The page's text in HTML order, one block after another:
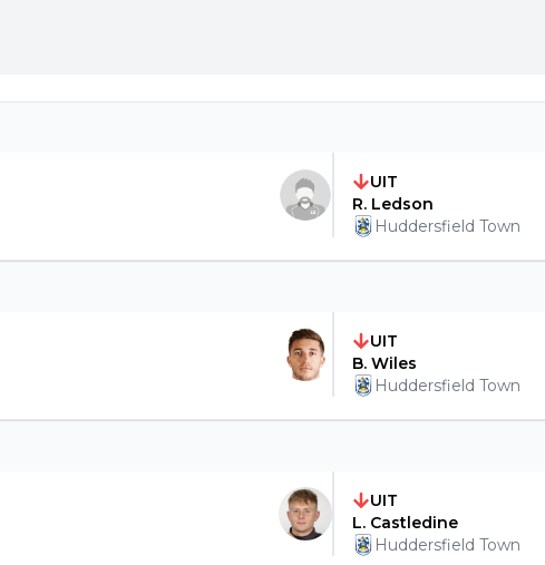
UIT
L. Castledine
Huddersfield Town
UIT
B. Wiles
Huddersfield Town
UIT
R. Ledson
Huddersfield Town